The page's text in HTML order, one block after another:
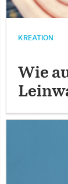
KREATION
Wie